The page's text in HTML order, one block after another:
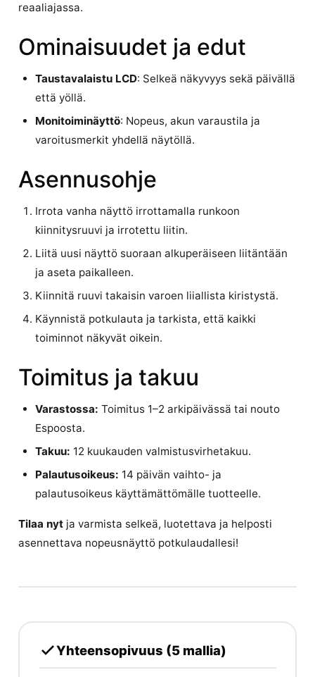
reaaliajassa.
Ominaisuudet ja edut
Taustavalaistu LCD: Selkeä näkyvyys sekä päivällä
että yöllä.
Monitoiminäyttö: Nopeus, akun varaustila ja
varoitusmerkit yhdellä näytöllä.
Asennusohje
Irrota vanha näyttö irrottamalla runkoon
kiinnitysruuvi ja irrotettu liitin.
Liitä uusi näyttö suoraan alkuperäiseen liitäntään
ja aseta paikalleen.
Kiinnitä ruuvi takaisin varoen liiallista kiristystä.
Käynnistä potkulauta ja tarkista, että kaikki
toiminnot näkyvät oikein.
Toimitus ja takuu
Varastossa: Toimitus 1–2 arkipäivässä tai nouto
Espoosta.
Takuu: 12 kuukauden valmistusvirhetakuu.
Palautusoikeus: 14 päivän vaihto- ja
palautusoikeus käyttämättömälle tuotteelle.
Tilaa nyt ja varmista selkeä, luotettava ja helposti
asennettava nopeusnäyttö potkulaudallesi!
Yhteensopivuus (5 mallia)